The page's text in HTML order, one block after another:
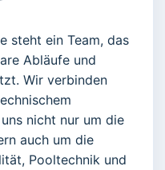
steht ein Team, das
Abläufe und
Wir verbinden
nicht nur um die
auch um die
Pooltechnik und